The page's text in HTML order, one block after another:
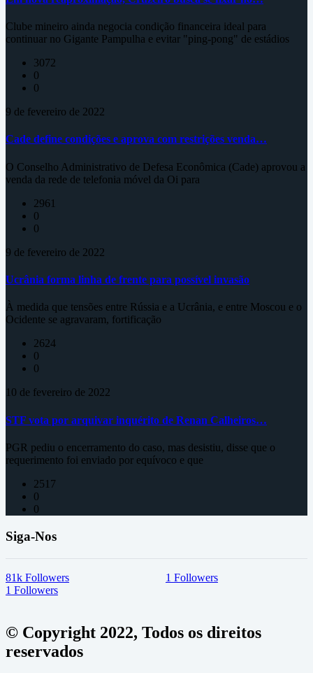
Clube mineiro ainda negocia condição financeira ideal para
continuar no Gigante Pampulha e evitar "ping-pong" de estádios
3072
0
0
9 de fevereiro de 2022
Cade define condições e aprova com restrições venda…
O Conselho Administrativo de Defesa Econômica (Cade) aprovou a
venda da rede de telefonia móvel da Oi para
2961
0
0
9 de fevereiro de 2022
Ucrânia forma linha de frente para possível invasão
À medida que tensões entre Rússia e a Ucrânia, e entre Moscou e o
Ocidente se agravaram, fortificação
2624
0
0
10 de fevereiro de 2022
STF vota por arquivar inquérito de Renan Calheiros…
PGR pediu o encerramento do caso, mas desistiu, disse que o
requerimento foi enviado por equívoco e que
2517
0
0
Siga-Nos
81k Followers 1 Followers
1 Followers
© Copyright 2022, Todos os direitos
reservados